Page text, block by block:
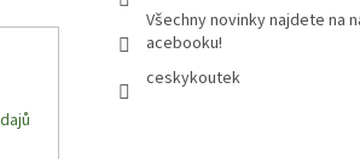
Všechny novinky najdete na
acebooku!
ceskykoutek